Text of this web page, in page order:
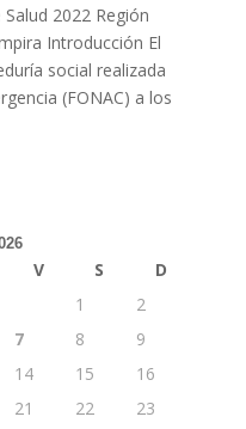
2022 Región
Introducción El
social realizada
(FONAC) a los
V S
D
1
2
7 8
9
14 15
16
21 22
23